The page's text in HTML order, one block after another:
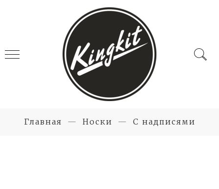
Главная Носки С надписями